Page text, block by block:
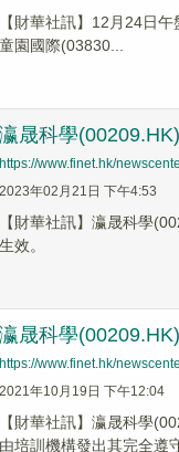
【財華社訊】12月24日
童園國際(03830...
瀛晟科學
https://www.finet.hk/
2023年02月21日 下午4:53
【財華社訊】瀛晟科學
生效。
瀛晟科學
https://www.finet.hk/
2021年10月19日 下午12:04
【財華社訊】瀛晟科學
由培訓機構發出其完全遵